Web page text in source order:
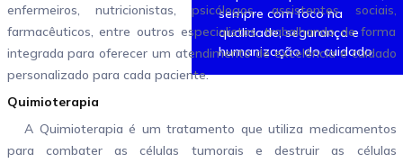
sempre com foco na
qualidade, segurança e
humanização do cuidado.
enfermeiros, nutricionistas, psicólogos, assistentes sociais,
farmacêuticos, entre outros especialistas, trabalhando de forma
integrada para oferecer um atendimento de excelência e cuidado
personalizado para cada paciente.
Quimioterapia
A Quimioterapia é um tratamento que utiliza medicamentos
para combater as células tumorais e destruir as células